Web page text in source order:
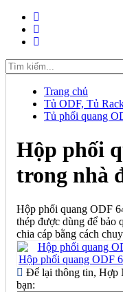
Trang chủ
Tủ ODF, Tủ
Tủ phối quang
Hộp phối
trong nhà
Hộp phối quang ODF
thép được dùng để bảo
chia cáp bằng cách
Để lại thông tin, Hợp
bạn: